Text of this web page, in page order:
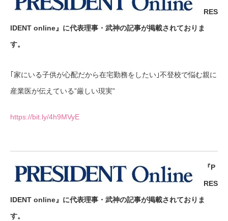
RES
IDENT online』に代表理事・武神の記事が掲載されておりま
す。
｢家にいる子供が心配だから在宅勤務をしたい｣不登校で悩む親に
産業医が伝えている”厳しい現実”
https://bit.ly/4h9MVyE
『P
RES
IDENT online』に代表理事・武神の記事が掲載されておりま
す。